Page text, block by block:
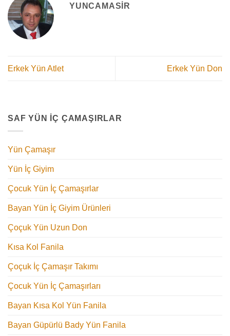
YUNCAMASIR
Erkek Yün Atlet Erkek Yün Don
SAF YÜN İÇ ÇAMAŞIRLAR
Yün Çamaşır
Yün İç Giyim
Çocuk Yün İç Çamaşırlar
Bayan Yün İç Giyim Ürünleri
Çoçuk Yün Uzun Don
Kısa Kol Fanila
Çoçuk İç Çamaşır Takımı
Çocuk Yün İç Çamaşırları
Bayan Kısa Kol Yün Fanila
Bayan Güpürlü Bady Yün Fanila